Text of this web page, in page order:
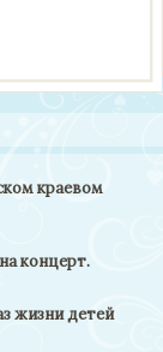
краевом
концерт.
жизни детей